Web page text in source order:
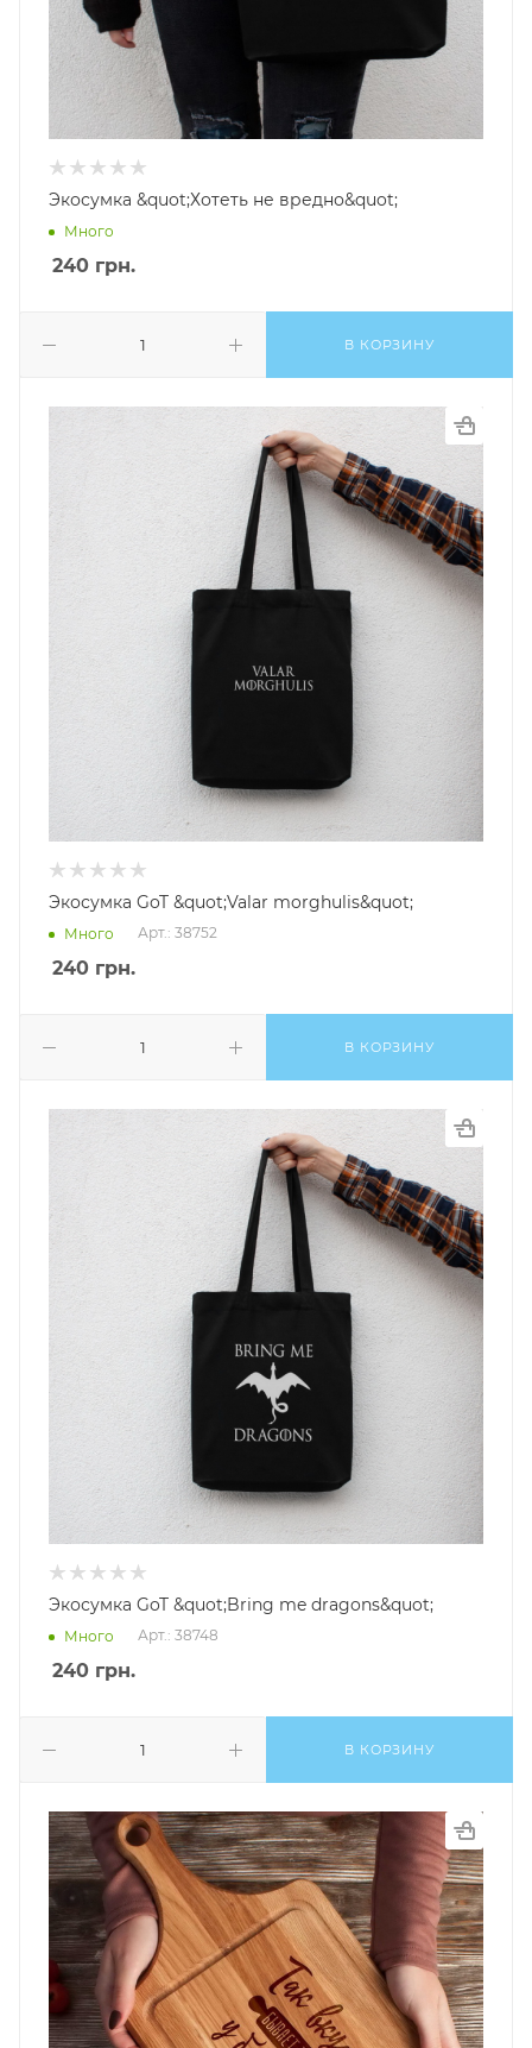
Экосумка &quot;Хотеть не вредно&quot;
Много
240 грн.
В КОРЗИНУ
Экосумка GoT &quot;Valar morghulis&quot;
Много Арт.: 38752
240 грн.
В КОРЗИНУ
Экосумка GoT &quot;Bring me dragons&quot;
Много Арт.: 38748
240 грн.
В КОРЗИНУ